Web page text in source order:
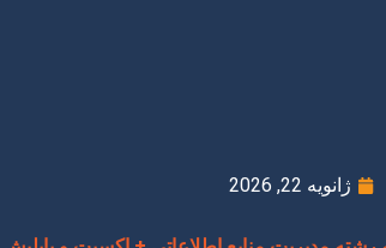
ژانویه 22, 2026